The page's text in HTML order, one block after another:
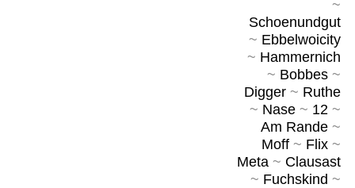
~
Schoenundgut
~ Ebbelwoicity
~ Hammernich
~ Bobbes~
Digger~ Ruthe
~ Nase~ 12~
Am Rande~
Moff~ Flix~
Meta~ Clausast
~ Fuchskind ~